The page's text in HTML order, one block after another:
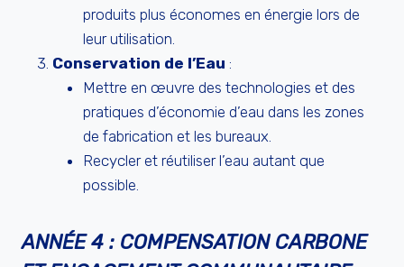
produits plus économes en énergie lors de
leur utilisation.
Conservation de l’Eau :
Mettre en œuvre des technologies et des
pratiques d’économie d’eau dans les zones
de fabrication et les bureaux.
Recycler et réutiliser l’eau autant que
possible.
ANNÉE 4 : COMPENSATION CARBONE